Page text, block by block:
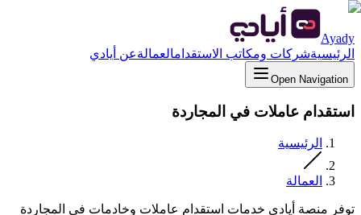
Ayady
الرئيسيةشركات ومكاتب الاستقدامالعمالةعن أيادي
Open Navigation
استقدام عاملات في المجاردة
الرئيسية
العمالة
توفر منصة أيادي خدمات استقدام عاملات وخادمات في المجاردة